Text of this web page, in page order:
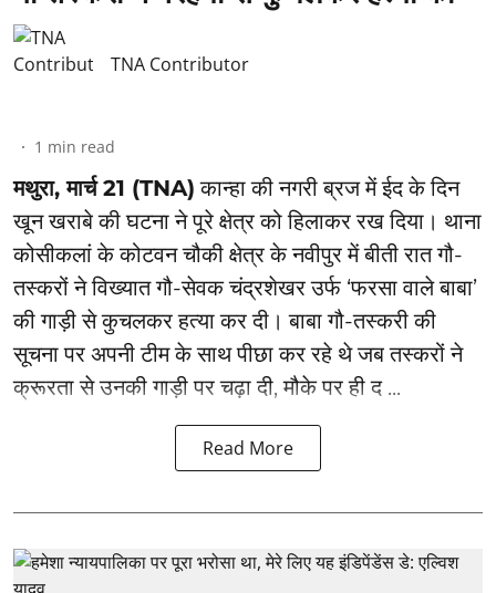
TNA Contributor
1 min read
मथुरा, मार्च 21 (TNA) कान्हा की नगरी ब्रज में ईद के दिन
खून खराबे की घटना ने पूरे क्षेत्र को हिलाकर रख दिया। थाना
कोसीकलां के कोटवन चौकी क्षेत्र के नवीपुर में बीती रात गौ-
तस्करों ने विख्यात गौ-सेवक चंद्रशेखर उर्फ ‘फरसा वाले बाबा’
की गाड़ी से कुचलकर हत्या कर दी। बाबा गौ-तस्करी की
सूचना पर अपनी टीम के साथ पीछा कर रहे थे जब तस्करों ने
क्रूरता से उनकी गाड़ी पर चढ़ा दी, मौके पर ही द ...
Read More